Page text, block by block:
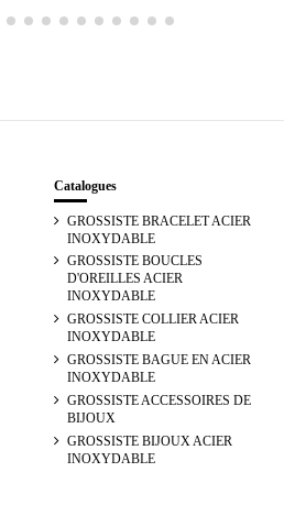
Catalogues
GROSSISTE BRACELET ACIER
INOXYDABLE
GROSSISTE BOUCLES
D'OREILLES ACIER
INOXYDABLE
GROSSISTE COLLIER ACIER
INOXYDABLE
GROSSISTE BAGUE EN ACIER
INOXYDABLE
GROSSISTE ACCESSOIRES DE
BIJOUX
GROSSISTE BIJOUX ACIER
INOXYDABLE